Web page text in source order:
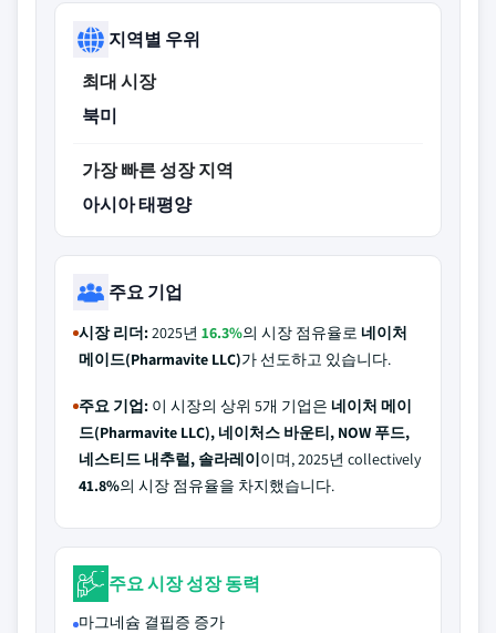
지역별 우위
최대 시장
북미
가장 빠른 성장 지역
아시아 태평양
주요 기업
시장 리더:2025년 16.3%의 시장 점유율로 네이처
메이드(Pharmavite LLC)가 선도하고 있습니다.
주요 기업: 이 시장의 상위 5개 기업은 네이처 메이
드(Pharmavite LLC), 네이처스 바운티, NOW 푸드,
네스티드 내추럴, 솔라레이이며, 2025년 collectively
41.8%의 시장 점유율을 차지했습니다.
주요 시장 성장 동력
마그네슘 결핍증 증가